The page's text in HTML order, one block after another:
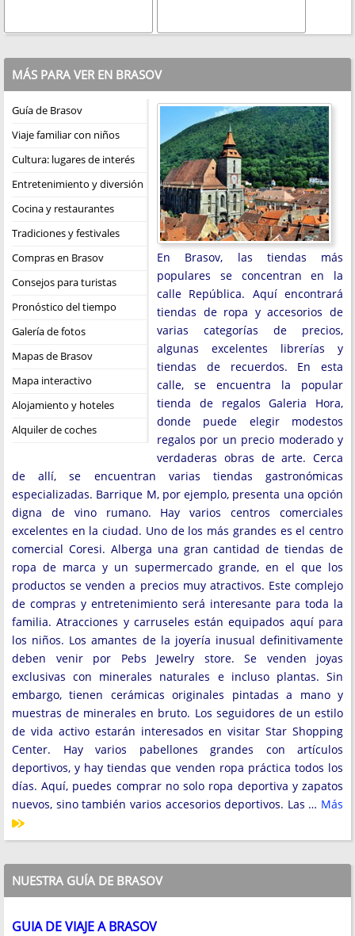
MÁS PARA VER EN BRASOV
Guía de Brasov
Viaje familiar con niños
Cultura: lugares de interés
Entretenimiento y diversión
Cocina y restaurantes
Tradiciones y festivales
Compras en Brasov
Consejos para turistas
Pronóstico del tiempo
Galería de fotos
Mapas de Brasov
Mapa interactivo
Alojamiento y hoteles
Alquiler de coches
En Brasov, las tiendas más
populares se concentran en la
calle República. Aquí encontrará
tiendas de ropa y accesorios de
varias categorías de precios,
algunas excelentes librerías y
tiendas de recuerdos. En esta
calle, se encuentra la popular
tienda de regalos Galeria Hora,
donde puede elegir modestos
regalos por un precio moderado y
verdaderas obras de arte. Cerca
de allí, se encuentran varias tiendas gastronómicas
especializadas. Barrique M, por ejemplo, presenta una opción
digna de vino rumano. Hay varios centros comerciales
excelentes en la ciudad. Uno de los más grandes es el centro
comercial Coresi. Alberga una gran cantidad de tiendas de
ropa de marca y un supermercado grande, en el que los
productos se venden a precios muy atractivos. Este complejo
de compras y entretenimiento será interesante para toda la
familia. Atracciones y carruseles están equipados aquí para
los niños. Los amantes de la joyería inusual definitivamente
deben venir por Pebs Jewelry store. Se venden joyas
exclusivas con minerales naturales e incluso plantas. Sin
embargo, tienen cerámicas originales pintadas a mano y
muestras de minerales en bruto. Los seguidores de un estilo
de vida activo estarán interesados ​​en visitar Star Shopping
Center. Hay varios pabellones grandes con artículos
deportivos, y hay tiendas que venden ropa práctica todos los
días. Aquí, puedes comprar no solo ropa deportiva y zapatos
nuevos, sino también varios accesorios deportivos. Las … Más
NUESTRA GUÍA DE BRASOV
GUIA DE VIAJE A BRASOV